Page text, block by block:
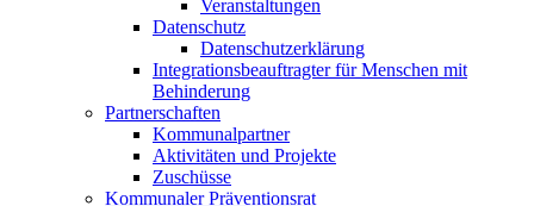
Veranstaltungen
Datenschutz
Datenschutzerklärung
Integrationsbeauftragter für Menschen mit
Behinderung
Partnerschaften
Kommunalpartner
Aktivitäten und Projekte
Zuschüsse
Kommunaler Präventionsrat